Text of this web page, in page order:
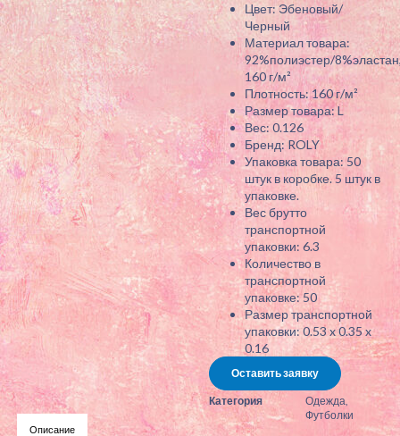
Цвет: Эбеновый/
Черный
Материал товара:
92%полиэстер/
160 г/м²
Плотность: 160 г/м²
Размер товара: L
Вес: 0.126
Бренд: ROLY
Упаковка товара: 50
штук в коробке. 5 штук в
упаковке.
Вес брутто
транспортной
упаковки: 6.3
Количество в
транспортной
упаковке: 50
Размер транспортной
упаковки: 0.53 x 0.35 x
0.16
Оставить заявку
Категория Одежда
Футболки
Описание